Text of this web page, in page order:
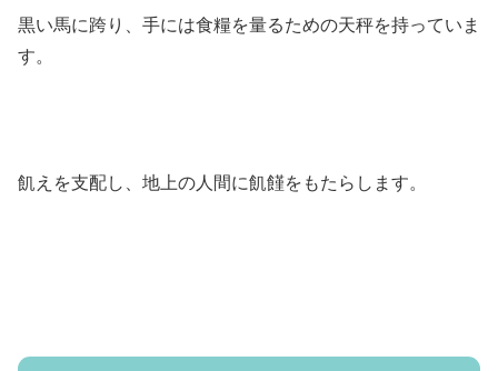
黒い馬に跨り、手には食糧を量るための天秤を持っていま
す。
飢えを支配し、地上の人間に飢饉をもたらします。